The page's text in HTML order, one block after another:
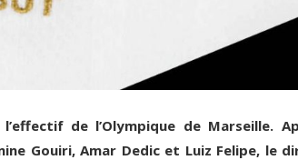
de l’Olympique de Marseille.
Gouiri, Amar Dedic et Luiz Felipe, le